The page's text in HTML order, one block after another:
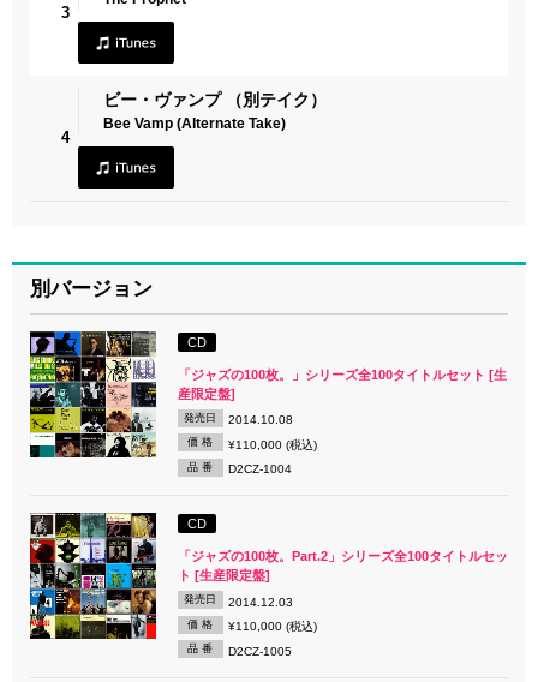
3
4
ビー・ヴァンプ （別テイク）
Bee Vamp (Alternate Take)
別バージョン
CD
「ジャズの100枚。」シリーズ全100タイトルセット [生
産限定盤]
発売日 2014.10.08
価 格 ¥110,000 (税込)
品 番 D2CZ-1004
CD
「ジャズの100枚。Part.2」シリーズ全100タイトルセッ
ト [生産限定盤]
発売日 2014.12.03
価 格 ¥110,000 (税込)
品 番 D2CZ-1005